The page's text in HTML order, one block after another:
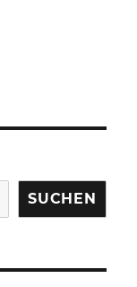
SUCHEN